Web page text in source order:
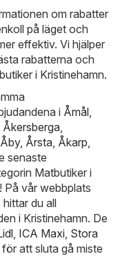
om rabatter
på läget och
effektiv. Vi hjälper
rabatterna och
i Kristinehamn.
i Åmål,
Åkersberga,
Åby, Årsta, Åkarp,
senaste
Matbutiker i
På vår webbplats
hittar du all
i Kristinehamn. De
, ICA Maxi, Stora
att sluta gå miste